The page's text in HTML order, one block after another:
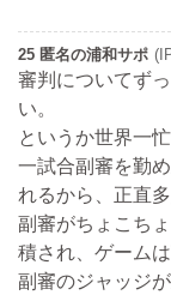
25 匿名の浦和サポ
審判についてず
い。
というか世界一
一試合副審を勤
れるから、正直
副審がちょこち
積され、ゲームは
副審のジャッジ